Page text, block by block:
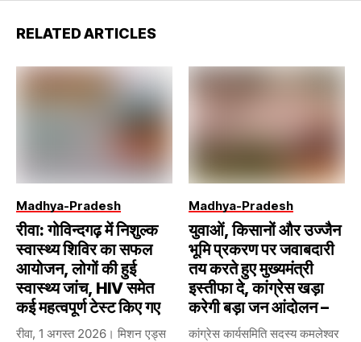
RELATED ARTICLES
Madhya-Pradesh
रीवा: गोविन्दगढ़ में निशुल्क
स्वास्थ्य शिविर का सफल
आयोजन, लोगों की हुई
स्वास्थ्य जांच, HIV समेत
कई महत्वपूर्ण टेस्ट किए गए
रीवा, 1 अगस्त 2026। मिशन एड्स
Madhya-Pradesh
युवाओं, किसानों और उज्जैन
भूमि प्रकरण पर जवाबदारी
तय करते हुए मुख्यमंत्री
इस्तीफा दे, कांग्रेस खड़ा
करेगी बड़ा जन आंदोलन –
कांग्रेस कार्यसमिति सदस्य कमलेश्वर